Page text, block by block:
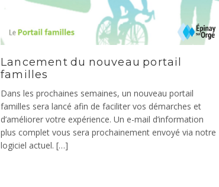
Lancement du nouveau portail
familles
Dans les prochaines semaines, un nouveau portail
familles sera lancé afin de faciliter vos démarches et
d’améliorer votre expérience. Un e-mail d’information
plus complet vous sera prochainement envoyé via notre
logiciel actuel. […]